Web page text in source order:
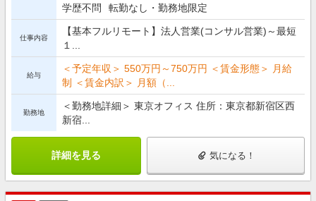
学歴不問
転勤なし・勤務地限定
仕事内容
【基本フルリモート】法人営業(コンサル営業)～最短
１...
給与
＜予定年収＞ 550万円～750万円 ＜賃金形態＞ 月給
制 ＜賃金内訳＞ 月額（...
勤務地
＜勤務地詳細＞ 東京オフィス 住所：東京都新宿区西
新宿...
詳細を見る 気になる！